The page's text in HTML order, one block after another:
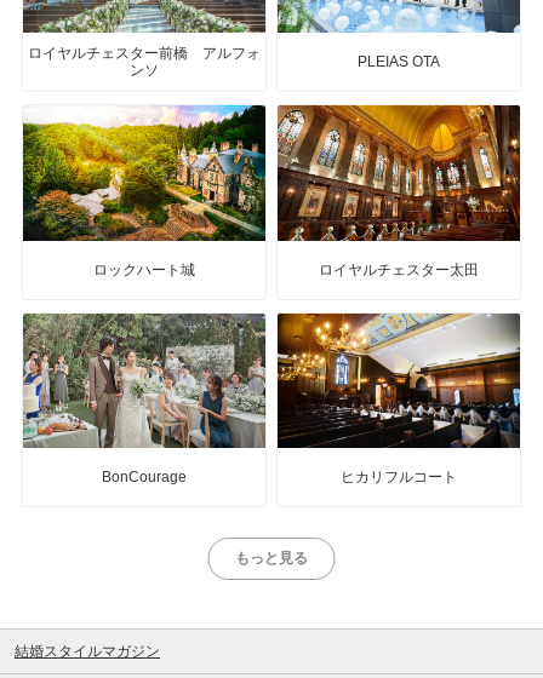
ロイヤルチェスター前橋 アルフォ
ンソ
PLEIAS OTA
ロックハート城 ロイヤルチェスター太田
BonCourage ヒカリフルコート
もっと見る
結婚スタイルマガジン